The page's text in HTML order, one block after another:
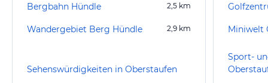
Bergbahn Hündle 2,5 km
Wandergebiet Berg Hündle 2,9 km
Sehenswürdigkeiten in Oberstaufen
Miniwelt
Sport-